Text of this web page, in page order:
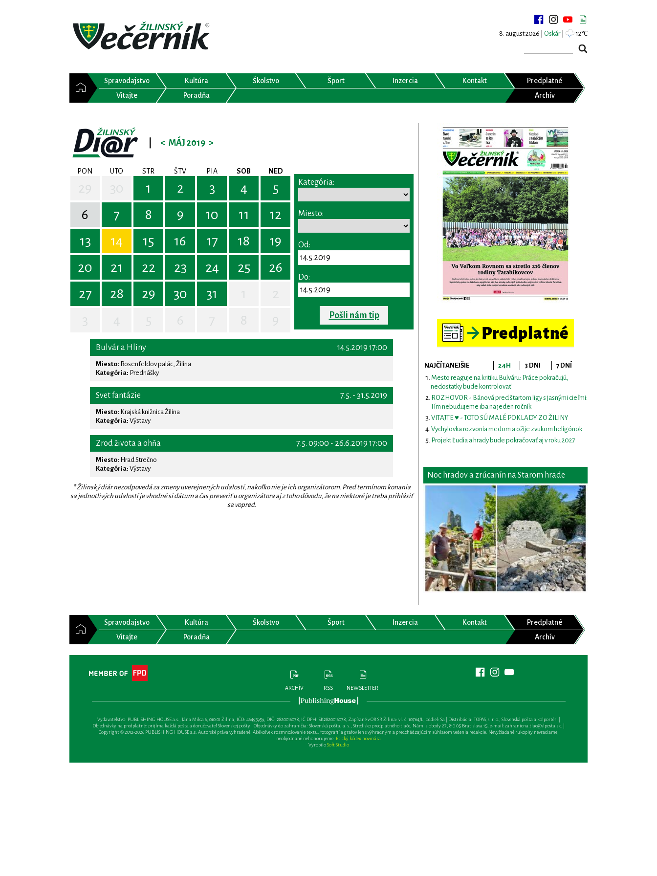
8. august 2026 | Oskár 12°C
Spravodajstvo Kultúra Školstvo Šport Inzercia Kontakt
Predplatné
Vitajte
Poradňa Archív
< MÁJ 2019 >
PON UTO STR ŠTV PIA SOB NED
1 2 3 4
5
6
7 8 9 10 11
12
13
14 15 16 17 18
19
20
21 22 23 24 25
26
27
28 29 30 31
Kategória:
Miesto:
Od:
Do:
Pošli nám tip
14.5.2019 17:00
Bulvár a Hliny
Miesto: Rosenfeldov palác, Žilina
Kategória: Prednášky
7.5. - 31.5.2019
Svet fantázie
Miesto: Krajská knižnica Žilina
Kategória: Výstavy
7.5. 09:00 - 26.6.2019 17:00
Zrod života a ohňa
Miesto: Hrad Strečno
Kategória: Výstavy
* Žilinský diár nezodpovedá za zmeny uverejnených udalostí, nakoľko nie je ich organizátorom. Pred termínom konania
sa jednotlivých udalostí je vhodné si dátum a čas preveriť u organizátora aj z toho dôvodu, že na niektoré je treba prihlásiť
sa vopred.
NAJČÍTANEJŠIE 24H 3 DNI
7 DNÍ
Mesto reaguje na kritiku Bulváru: Práce pokračujú,
nedostatky bude kontrolovať
ROZHOVOR - Bánová pred štartom ligy s jasnými cieľmi:
Tím nebudujeme iba na jeden ročník
VITAJTE ♥ - TOTO SÚ MALÉ POKLADY ZO ŽILINY
Vychylovka rozvonia medom a ožije zvukom heligónok
Projekt Ľudia a hrady bude pokračovať aj v roku 2027
Noc hradov a zrúcanín na Starom hrade
Spravodajstvo Kultúra Školstvo Šport Inzercia Kontakt
Predplatné
Vitajte
Poradňa Archív
ARCHÍV RSS NEWSLETTER
Vydavateľsťvo: PUBLISHING HOUSE a.s., Jána Milca 6, 010 01 Žilina, IČO: 46495959, DIČ: 2820016078, IČ DPH: SK2820016078, Zapísané v OR SR Žilina: vl. č. 10764/L, oddiel: Sa | Distribúcia: TOPAS, s. r. o., Slovenská pošta a kolportéri |
Objednávky na predplatné: prijíma každá pošta a doručovateľ Slovenskej pošty | Objednávky do zahraničia: Slovenská pošta, a. s., Stredisko predplatného tlače, Nám. slobody 27, 810 05 Bratislava 15, e-mail:zahranicna.tlac@slposta.sk. |
Copyright © 2012-2026 PUBLISHING HOUSE a.s. Autorské práva vyhradené. Akékoľvek rozmnožovanie textu, fotografií a grafov len s výhradným a predchádzajúcim súhlasom vedenia redakcie. Nevyžiadané rukopisy nevraciame,
neobjednané nehonorujeme. Etický kódex novinára
VyrobiloSoft Studio